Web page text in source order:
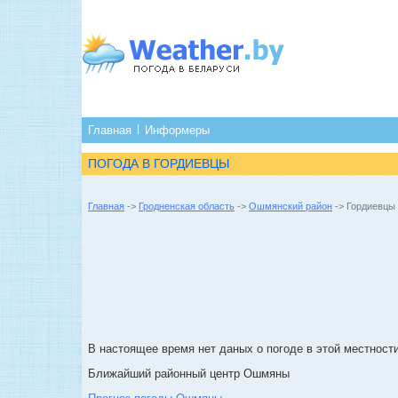
Главная Информеры
ПОГОДА В ГОРДИЕВЦЫ
Главная -> Гродненская область -> Ошмянский район -> Гордиевцы
В настоящее время нет даных о погоде в этой
Ближайший районный центр Ошмяны